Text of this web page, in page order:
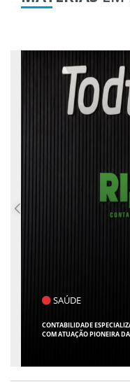
SAÚDE
CONTABILIDADE
COM ATUAÇÃO PIONEIRA